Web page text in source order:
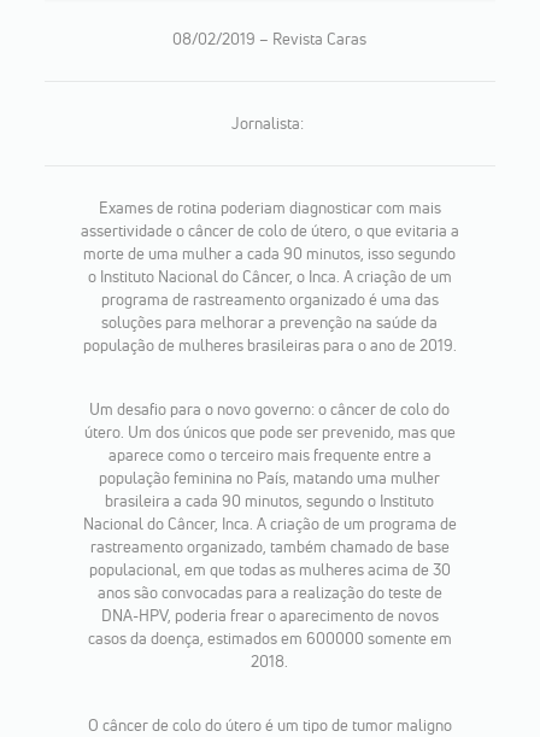
08/02/2019 – Revista Caras
Jornalista:
Exames de rotina poderiam diagnosticar com mais
assertividade o câncer de colo de útero, o que evitaria a
morte de uma mulher a cada 90 minutos, isso segundo
o Instituto Nacional do Câncer, o Inca. A criação de um
programa de rastreamento organizado é uma das
soluções para melhorar a prevenção na saúde da
população de mulheres brasileiras para o ano de 2019.
Um desafio para o novo governo: o câncer de colo do
útero. Um dos únicos que pode ser prevenido, mas que
aparece como o terceiro mais frequente entre a
população feminina no País, matando uma mulher
brasileira a cada 90 minutos, segundo o Instituto
Nacional do Câncer, Inca. A criação de um programa de
rastreamento organizado, também chamado de base
populacional, em que todas as mulheres acima de 30
anos são convocadas para a realização do teste de
DNA-HPV, poderia frear o aparecimento de novos
casos da doença, estimados em 600000 somente em
2018.
O câncer de colo do útero é um tipo de tumor maligno